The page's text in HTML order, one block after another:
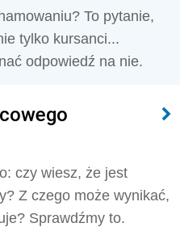
To pytanie,
tylko kursanci...
odpowiedź na nie.
czy wiesz, że jest
Z czego może wynikać,
Sprawdźmy to.